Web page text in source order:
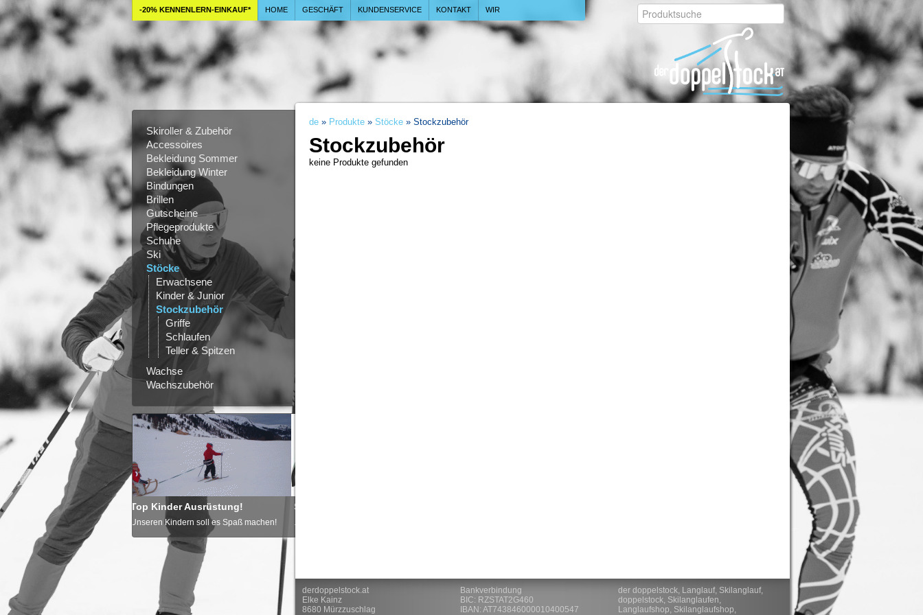
-20% KENNENLERN-EINKAUF* HOME GESCHÄFT KUNDENSERVICE KONTAKT WIR
Skiroller & Zubehör
Accessoires
Bekleidung Sommer
Bekleidung Winter
Bindungen
Brillen
Gutscheine
Pflegeprodukte
Schuhe
Ski
Stöcke
Erwachsene
Kinder & Junior
Stockzubehör
Griffe
Schlaufen
Teller & Spitzen
Wachse
Wachszubehör
Ausrüstung!
Kindern soll es Spaß machen!
Sonnenbrille nicht vergessen
...für dich und deine Kinder!
de » Produkte » Stöcke » Stockzubehör
Stockzubehör
keine Produkte gefunden
derdoppelstock.at
Elke Kainz
8680 Mürzzuschlag
Bankverbindung
BIC: RZSTAT2G460
IBAN: AT743846000010400547
der doppelstock, Langlauf, Skilanglauf,
doppelstock, Skilanglaufen,
Langlaufshop, Skilanglaufshop,